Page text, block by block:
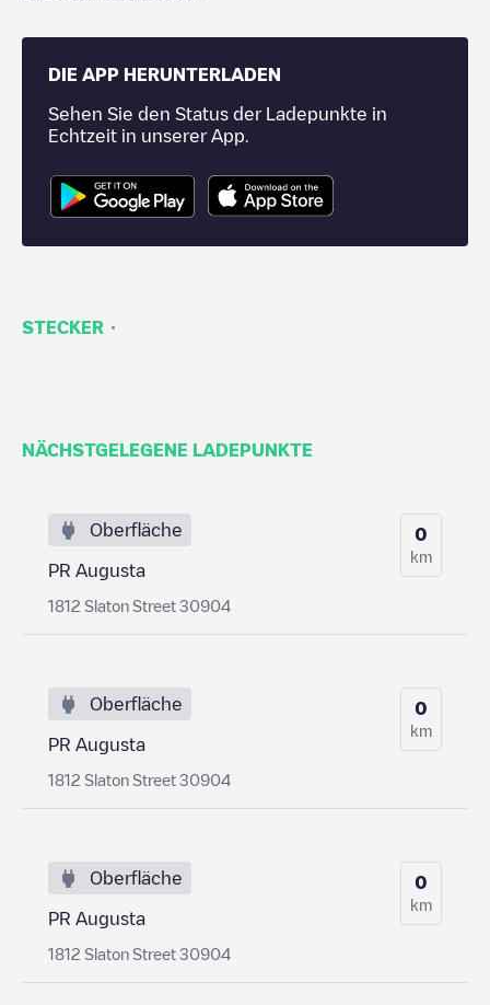
DIE APP HERUNTERLADEN
Sehen Sie den Status der Ladepunkte in
Echtzeit in unserer App.
STECKER ·
NÄCHSTGELEGENE LADEPUNKTE
Oberfläche
PR Augusta
1812 Slaton Street 30904
0
km
Oberfläche
PR Augusta
1812 Slaton Street 30904
0
km
Oberfläche
PR Augusta
1812 Slaton Street 30904
0
km